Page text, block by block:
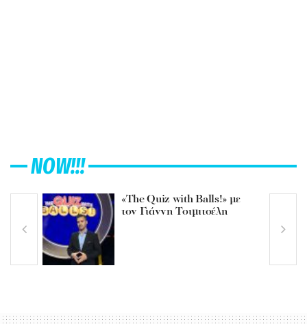
NOW!!!
«The Quiz with Balls!» με
τον Γιάννη Τσιμιτσέλη